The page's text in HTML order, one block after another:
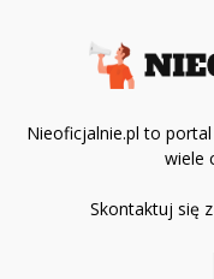
Nieoficjalnie.pl to
wiele
Skontaktuj się